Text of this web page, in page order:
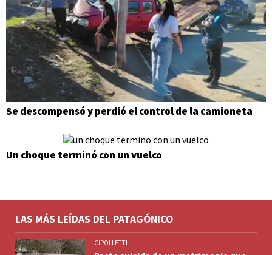
Se descompensó y perdió el control de la camioneta
Un choque terminó con un vuelco
LAS MÁS LEÍDAS DEL PATAGÓNICO
CIPOLLETTI